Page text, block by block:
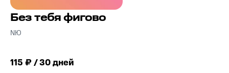
Без тебя фигово
NЮ
115 ₽ / 30 дней